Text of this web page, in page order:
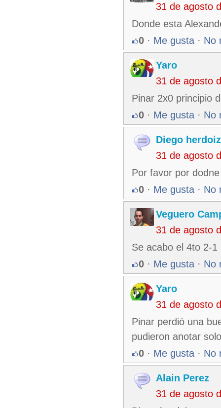
31 de agosto
Donde esta
0 · Me gusta · No
Yaro
31 de agosto
Pinar 2x0 principio
0 · Me gusta · No
Diego
31 de agosto
Por favor por
0 · Me gusta · No
Veguero
31 de agosto
Se acabo el 4to 2-1
0 · Me gusta · No
Yaro
31 de agosto
Pinar perdió una
pudieron anotar
0 · Me gusta · No
Alain Perez
31 de agosto